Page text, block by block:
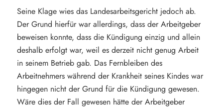
Seine Klage wies das Landesarbeitsgericht jedoch ab.
Der Grund hierfür war allerdings, dass der Arbeitgeber
beweisen konnte, dass die Kündigung einzig und allein
deshalb erfolgt war, weil es derzeit nicht genug Arbeit
in seinem Betrieb gab. Das Fernbleiben des
Arbeitnehmers während der Krankheit seines Kindes war
hingegen nicht der Grund für die Kündigung gewesen.
Wäre dies der Fall gewesen hätte der Arbeitgeber